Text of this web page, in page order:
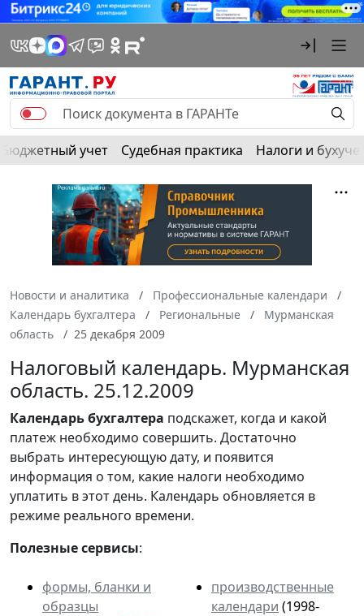
Бюджетный учет Судебная практика Налоги и
Новости и аналитика
Профессиональные календари
Календарь бухгалтера
Региональные
Мурманская
область
25 декабря 2009
Налоговый календарь. Мурманская
область. 25.12.2009
Календарьбухгалтера подскажет, когда и какой
платеж необходимо совершить. Достаточно
выбрать интересующую дату, и появится
информация о том, какие налоги необходимо
уплатить в этот день. Календарь обновляется в
режиме реального времени.
Полезные сервисы:
формы, бланки и
образцы
производственные
календари (1998-